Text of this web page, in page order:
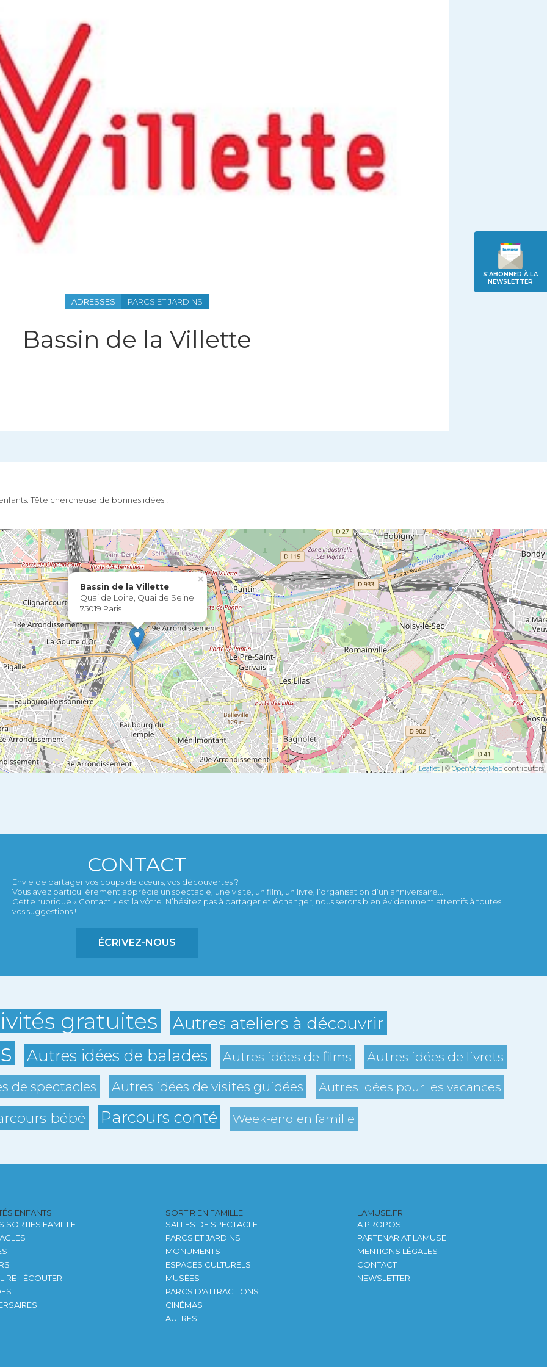
S'ABONNER À LA
NEWSLETTER
ADRESSES PARCS ET JARDINS
Bassin de la Villette
Tête chercheuse de bonnes idées !
×
Bassin de la Villette
Quai de Loire, Quai de Seine
75019 Paris
Leaflet | ©OpenStreetMapcontributors
CONTACT
Envie de partager vos coups de cœurs, vos découvertes ?
Vous avez particulièrement apprécié un spectacle, une visite, un film, un livre, l’organisation d’un anniversaire...
Cette rubrique « Contact » est la vôtre. N’hésitez pas à partager et échanger, nous serons bien évidemment attentifs à toutes
vos suggestions !
ÉCRIVEZ-NOUS
gratuites Autres ateliers à découvrir
Autres idées de balades Autres idées de films
Autres idées de livrets
de spectacles
Autres idées de visites guidées Autres idées pour les vacances
bébé Parcours conté Week-end en famille
ENFANTS
SORTIES FAMILLE
- ÉCOUTER
SORTIR EN FAMILLE
SALLES DE SPECTACLE
PARCS ET JARDINS
MONUMENTS
ESPACES CULTURELS
MUSÉES
PARCS D'ATTRACTIONS
CINÉMAS
AUTRES
LAMUSE.FR
A PROPOS
PARTENARIAT LAMUSE
MENTIONS LÉGALES
CONTACT
NEWSLETTER